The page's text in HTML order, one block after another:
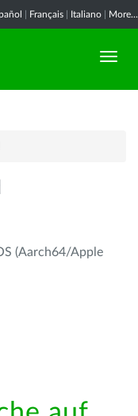
Français Italiano More...
(Aarch64/Apple